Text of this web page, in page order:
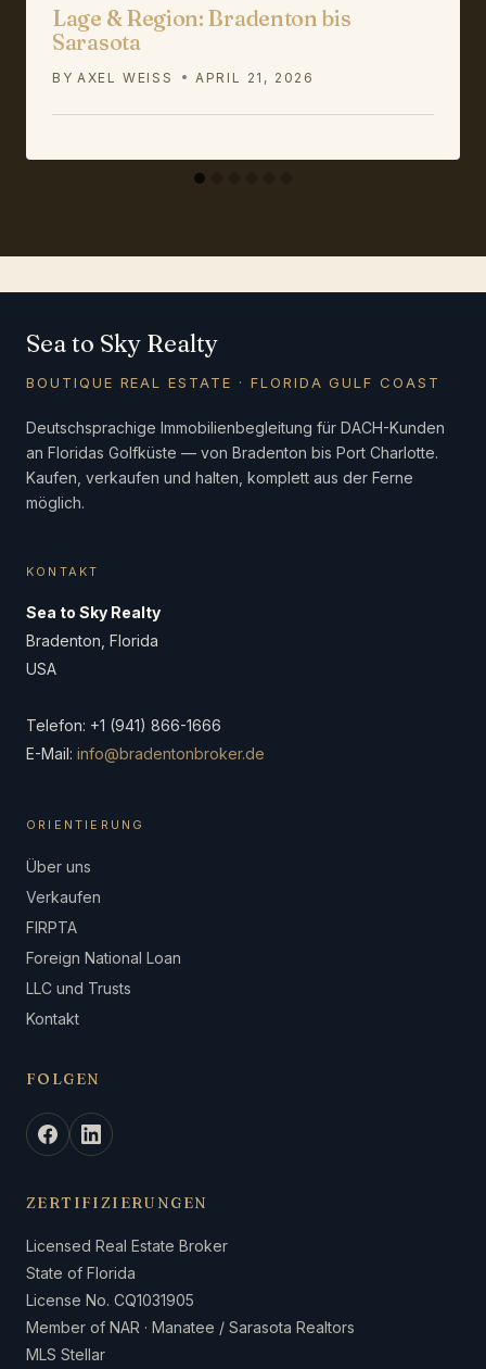
Lage & Region: Bradenton bis
Sarasota
BY AXEL WEISS APRIL 21, 2026
Sea to Sky Realty
BOUTIQUE REAL ESTATE · FLORIDA GULF COAST
Deutschsprachige Immobilienbegleitung für DACH-Kunden
an Floridas Golfküste — von Bradenton bis Port Charlotte.
Kaufen, verkaufen und halten, komplett aus der Ferne
möglich.
KONTAKT
Sea to Sky Realty
Bradenton, Florida
USA
Telefon: +1 (941) 866-1666
E-Mail: info@bradentonbroker.de
ORIENTIERUNG
Über uns
Verkaufen
FIRPTA
Foreign National Loan
LLC und Trusts
Kontakt
FOLGEN
ZERTIFIZIERUNGEN
Licensed Real Estate Broker
State of Florida
License No. CQ1031905
Member of NAR · Manatee / Sarasota Realtors
MLS Stellar